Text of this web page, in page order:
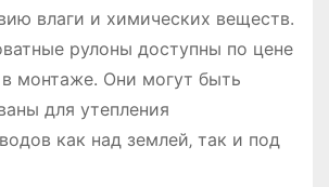
влаги и химических веществ.
рулоны доступны по цене
монтаже. Они могут быть
для утепления
как над землей‚ так и под